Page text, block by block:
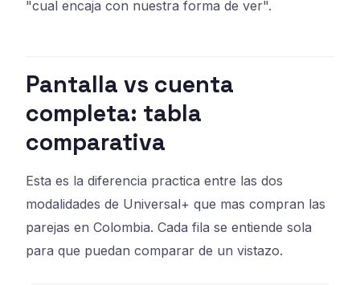
"cual encaja con nuestra forma de ver".
Pantalla vs cuenta
completa: tabla
comparativa
Esta es la diferencia practica entre las dos
modalidades de Universal+ que mas compran las
parejas en Colombia. Cada fila se entiende sola
para que puedan comparar de un vistazo.